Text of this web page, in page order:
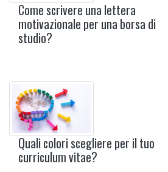
Come scrivere una lettera
motivazionale per una borsa di
studio?
Quali colori scegliere per il tuo
curriculum vitae?